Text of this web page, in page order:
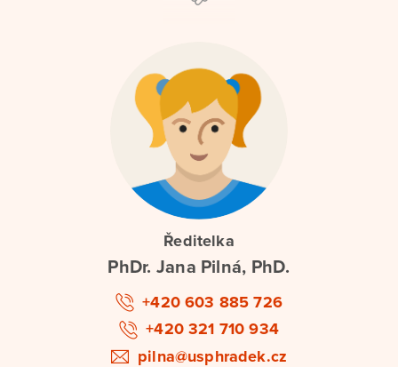
Ředitelka
PhDr. Jana Pilná, PhD.
+420 603 885 726
+420 321 710 934
pilna@usphradek.cz